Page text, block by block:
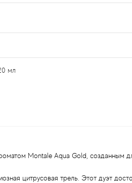
мл
Montale Aqua Gold, созданным
цитрусовая трель. Этот дуэт